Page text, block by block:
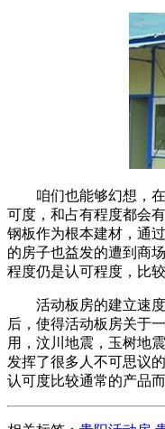
咱们也能够幻想，
可度，和占有程度都会
钢板作为根本建材，通
的房子也益发的遭到商
程度仍是认可程度，比
活动板房的建立速
后，使得活动板房关于
用，汶川地震，玉树地
发挥了很多人不可思议
认可度比较通常的产品